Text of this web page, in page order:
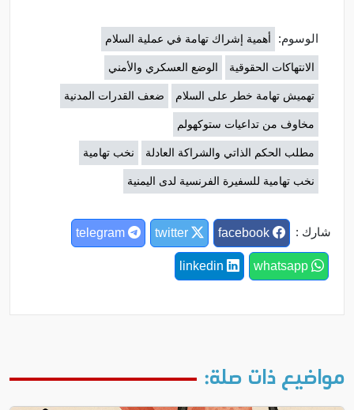
الوسوم: أهمية إشراك تهامة في عملية السلام
الانتهاكات الحقوقية الوضع العسكري والأمني
تهميش تهامة خطر على السلام ضعف القدرات المدنية
مخاوف من تداعيات ستوكهولم
مطلب الحكم الذاتي والشراكة العادلة نخب تهامية
نخب تهامية للسفيرة الفرنسية لدى اليمنية
شارك :
مواضيع ذات صلة: